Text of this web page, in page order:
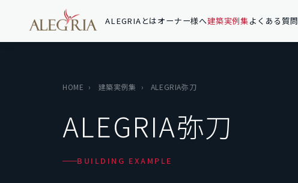
ALEGRIAとはオーナー様へ建築実例集よくある質問
HOME › 建築実例集 › ALEGRIA弥刀
ALEGRIA弥刀
BUILDING EXAMPLE